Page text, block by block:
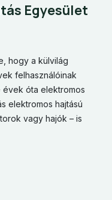
Egyesület
hogy a külvilág
felhasználóinak
évek óta elektromos
elektromos hajtású
vagy hajók – is